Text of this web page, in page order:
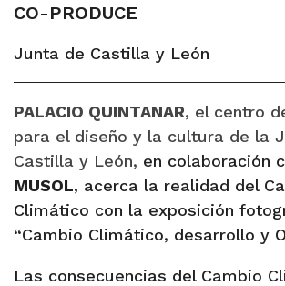
CO-PRODUCE
Junta de Castilla y León
PALACIO QUINTANAR, el centro
para el diseño y la cultura de la
Castilla y León, en colaboración
MUSOL, acerca la realidad del
Climático con la exposición
“Cambio Climático, desarrollo y
Las consecuencias del Cambio